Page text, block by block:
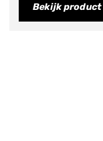
Bekijk product